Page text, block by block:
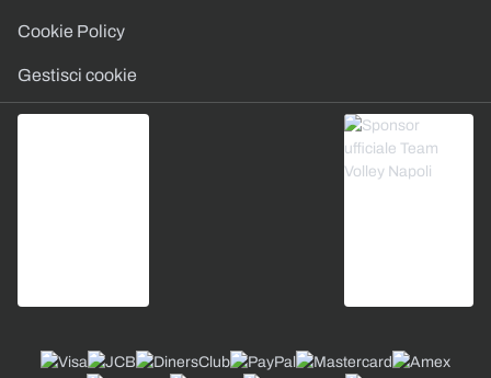
Cookie Policy
Gestisci cookie